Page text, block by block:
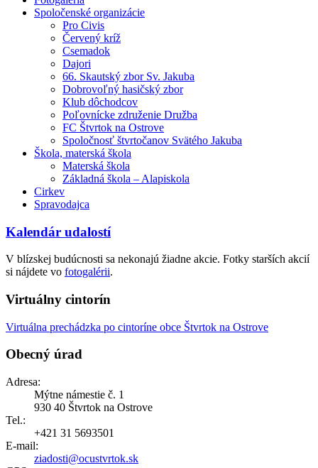
Spoločenské organizácie
Pro Civis
Červený kríž
Csemadok
Dajori
66. Skautský zbor Sv. Jakuba
Dobrovoľný hasičský zbor
Klub dôchodcov
Poľovnícke združenie Družba
FC Štvrtok na Ostrove
Spoločnosť štvrtočanov Svätého Jakuba
Škola, materská škola
Materská škola
Základná škola – Alapiskola
Cirkev
Spravodajca
Kalendár udalostí
V blízskej budúcnosti sa nekonajú žiadne akcie. Fotky starších akcií
si nájdete vo fotogalérii.
Virtuálny cintorín
Virtuálna prechádzka po cintoríne obce Štvrtok na Ostrove
Obecný úrad
Adresa:
Mýtne námestie č. 1
930 40 Štvrtok na Ostrove
Tel.:
+421 31 5693501
E-mail:
ziadosti@ocustvrtok.sk